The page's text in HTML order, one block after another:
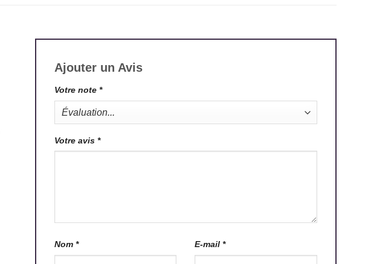
Ajouter un Avis
Votre note *
Votre avis *
Nom * E-mail*